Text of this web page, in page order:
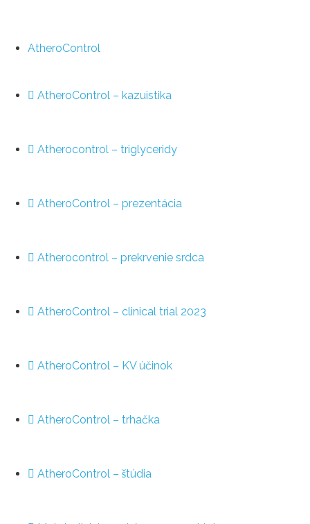
AtheroControl
AtheroControl – kazuistika
Atherocontrol – triglyceridy
AtheroControl – prezentácia
Atherocontrol – prekrvenie srdca
AtheroControl – clinical trial 2023
AtheroControl – KV účinok
AtheroControl – trhačka
AtheroControl – štúdia